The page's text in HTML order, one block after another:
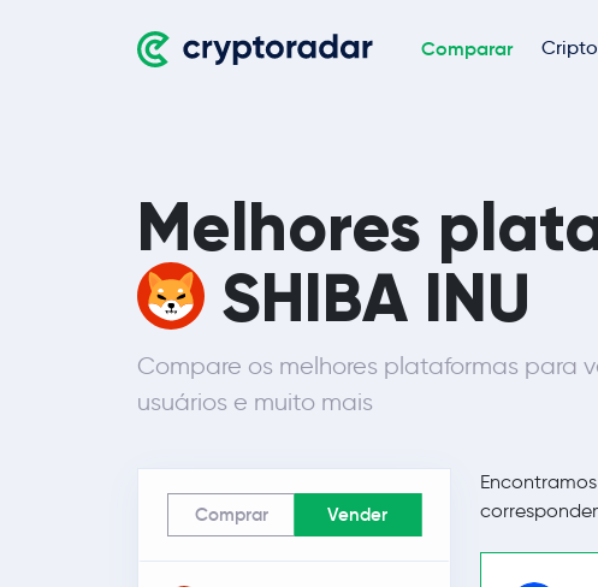
Comparar
Melhores
SHIBA INU
Compare os melhores plataformas para
usuários e muito mais
Comprar Vender
Encontramos